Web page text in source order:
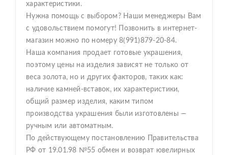
характеристики.
Нужна помощь с выбором? Наши менеджеры Вам
с удовольствием помогут! Позвонить в интернет-
магазин можно по номеру 8(991)879-20-84.
Наша компания продает готовые украшения,
поэтому цены на изделия зависят не только от
веса золота, но и других факторов, таких как:
наличие камней-вставок, их характеристики,
общий размер изделия, каким типом
производства украшения были изготовлены —
ручным или автоматным.
По действующему постановлению Правительства
РФ от 19.01.98 №55 обмен и возврат ювелирных